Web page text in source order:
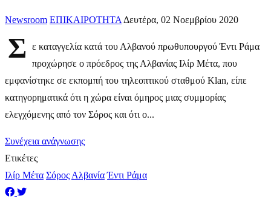
Newsroom ΕΠΙΚΑΙΡΟΤΗΤΑ Δευτέρα, 02 Νοεμβρίου 2020
Σ
ε καταγγελία κατά του Αλβανού πρωθυπουργού Έντι Ράμα
προχώρησε ο πρόεδρος της Αλβανίας Ιλίρ Μέτα, που
εμφανίστηκε σε εκπομπή του τηλεοπτικού σταθμού Klan, είπε
κατηγορηματικά ότι η χώρα είναι όμηρος μιας συμμορίας
ελεγχόμενης από τον Σόρος και ότι ο...
Συνέχεια ανάγνωσης
Ετικέτες
Ιλίρ Μέτα Σόρος Αλβανία Έντι Ράμα